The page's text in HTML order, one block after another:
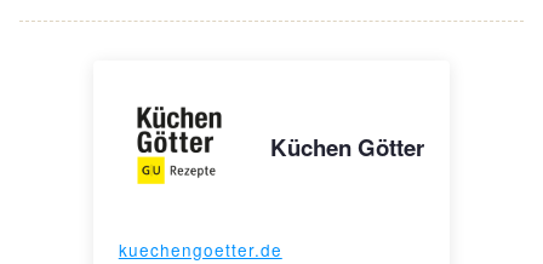
Küchen Götter
kuechengoetter.de